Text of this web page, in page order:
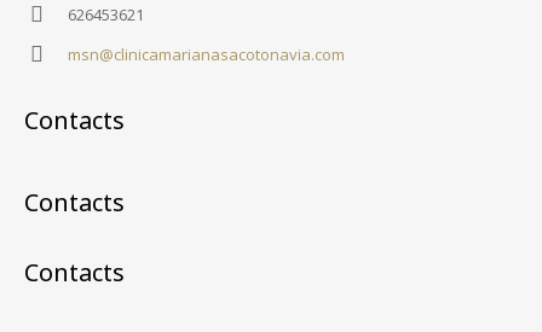
626453621
msn@clinicamarianasacotonavia.com
Contacts
Contacts
Contacts